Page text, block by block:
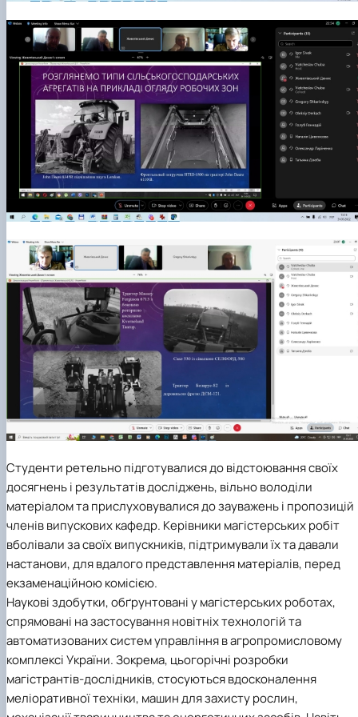
Студенти ретельно підготувалися до відстоювання своїх
досягнень і результатів досліджень, вільно володіли
матеріалом та прислуховувалися до зауважень і пропозицій
членів випускових кафедр. Керівники магістерських робіт
вболівали за своїх випускників, підтримували їх та давали
настанови, для вдалого представлення матеріалів, перед
екзаменаційною комісією.
Наукові здобутки, обґрунтовані у магістерських роботах,
спрямовані на застосування новітніх технологій та
автоматизованих систем управління в агропромисловому
комплексі України. Зокрема, цьогорічні розробки
магістрантів-дослідників, стосуються вдосконалення
меліоративної техніки, машин для захисту рослин,